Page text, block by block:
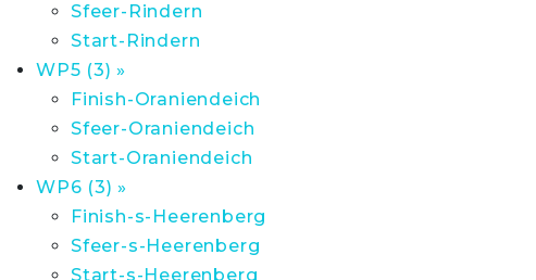
Sfeer-Rindern
Start-Rindern
WP5 (3) »
Finish-Oraniendeich
Sfeer-Oraniendeich
Start-Oraniendeich
WP6 (3) »
Finish-s-Heerenberg
Sfeer-s-Heerenberg
Start-s-Heerenberg